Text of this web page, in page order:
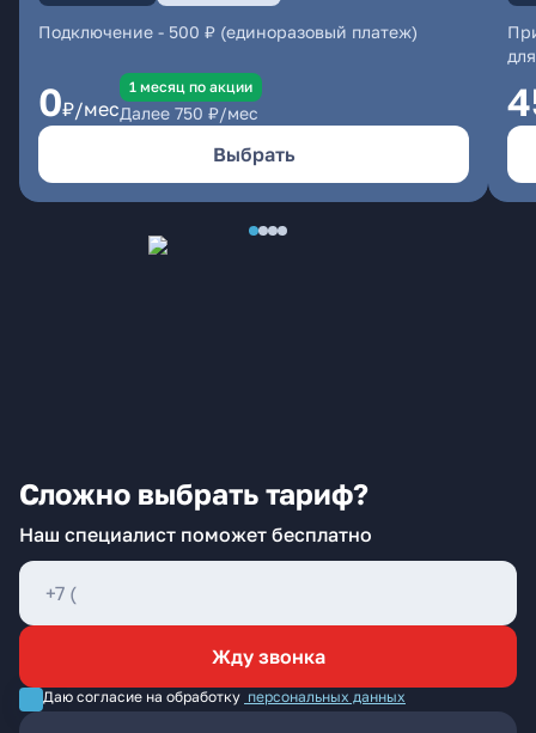
Подключение - 500 ₽ (единоразовый платеж)
0₽/мес
1 месяц по акции
Далее 750 ₽/мес
Выбрать
Сложно выбрать тариф?
Наш специалист поможет бесплатно
Жду звонка
Даю согласие на обработку персональных данных